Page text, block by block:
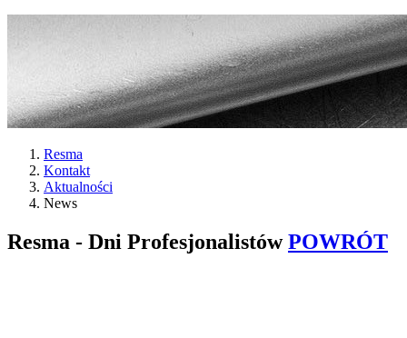
Resma
Kontakt
Aktualności
News
Resma - Dni Profesjonalistów POWRÓT